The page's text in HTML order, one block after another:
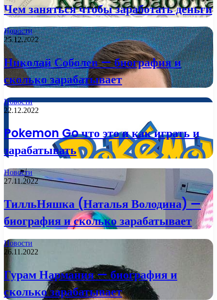
Чем заняться чтобы заработать деньги
Новости
25.12.2022
Николай Соболев — биография и
сколько зарабатывает
Новости
22.12.2022
Pokemon Go что это и как играть и
зарабатывать
Новости
27.11.2022
ТилльНяшка (Наталья Володина) —
биография и сколько зарабатывает
Новости
26.11.2022
Гурам Нармания — биография и
сколько зарабатывает